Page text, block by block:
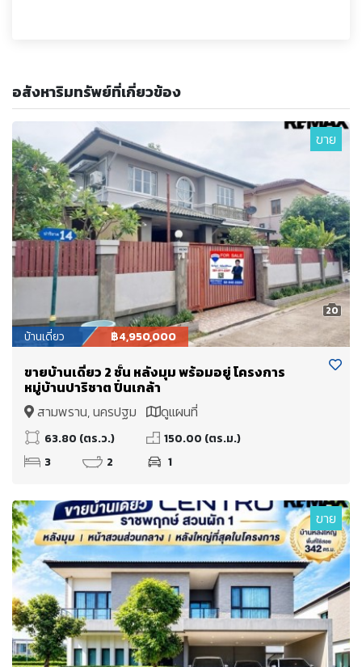
อสังหาริมทรัพย์ที่เกี่ยวข้อง
20
ขาย
บ้านเดี่ยว ฿4,950,000
ขายบ้านเดี่ยว 2 ชั้น หลังมุม พร้อมอยู่ โครงการ
หมู่บ้านปาริชาต ปิ่นเกล้า
สามพราน, นครปฐม
ดูแผนที่
63.80 (ตร.ว.)
150.00 (ตร.ม.)
3
2 1
ขาย